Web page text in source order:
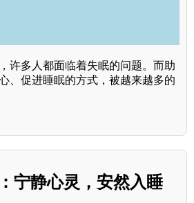
许多人都面临着失眠的问题。而助
、促进睡眠的方式，被越来越多的
宁静心灵，安然入睡